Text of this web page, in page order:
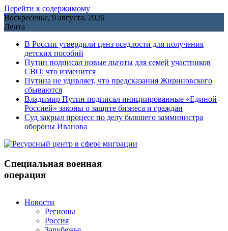
Перейти к содержимому
Воскресенье, 9 августа, 2026
Лента
В России утвердили ценз оседлости для получения
детских пособий
Путин подписал новые льготы для семей участников
СВО: что изменится
Путина не удивляет, что предсказания Жириновского
сбываются
Владимир Путин подписал инициированные «Единой
Россией» законы о защите бизнеса и граждан
Cуд закрыл процесс по делу бывшего замминистра
обороны Иванова
Специальная военная
операция
Новости
Регионы
Россия